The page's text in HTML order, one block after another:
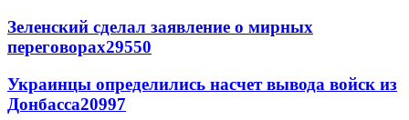
Зеленский сделал заявление о мирных
переговорах29550
Украинцы определились насчет вывода войск из
Донбасса20997